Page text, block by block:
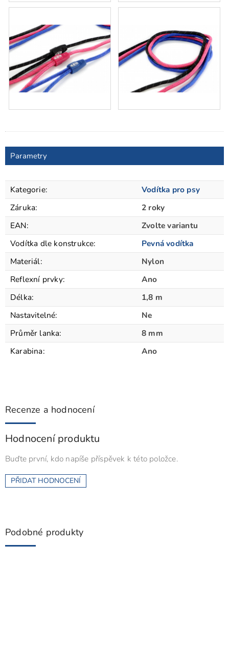
Parametry
Kategorie:
Vodítka pro psy
Záruka:
2 roky
EAN:
Zvolte variantu
Vodítka dle konstrukce:
Pevná vodítka
Materiál:
Nylon
Reflexní prvky:
Ano
Délka:
1,8 m
Nastavitelné:
Ne
Průměr lanka:
8 mm
Karabina: Ano
Recenze a hodnocení
Hodnocení produktu
Buďte první, kdo napíše příspěvek k této položce.
PŘIDAT HODNOCENÍ
Podobné produkty